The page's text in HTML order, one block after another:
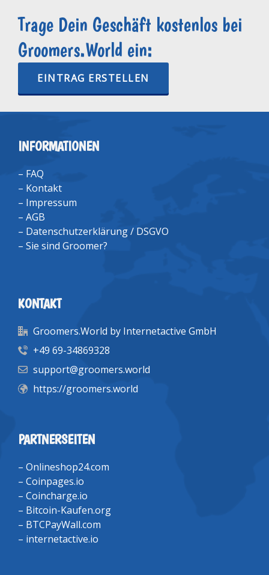
Trage Dein Geschäft kostenlos bei
Groomers.World ein:
EINTRAG ERSTELLEN
INFORMATIONEN
– FAQ
– Kontakt
– Impressum
– AGB
– Datenschutzerklärung / DSGVO
– Sie sind Groomer?
KONTAKT
Groomers.World by Internetactive GmbH
+49 69-34869328
support@groomers.world
https://groomers.world
PARTNERSEITEN
– Onlineshop24.com
– Coinpages.io
– Coincharge.io
– Bitcoin-Kaufen.org
– BTCPayWall.com
– internetactive.io